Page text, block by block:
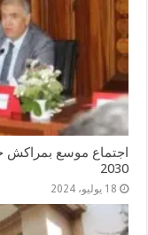
اجتماع موسع بمراكش
2030
18 يوليو، 2024